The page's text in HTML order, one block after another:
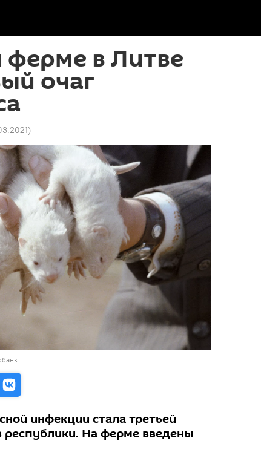
в Литве
очаг
)
инфекции стала третьей
республики. На ферме введены